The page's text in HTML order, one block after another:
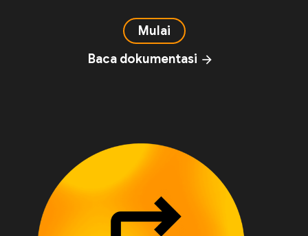
Mulai
Baca dokumentasi arrow_forward